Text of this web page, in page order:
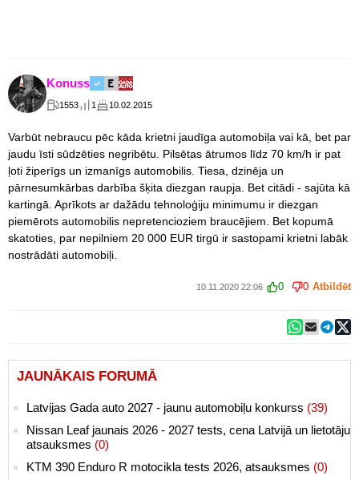
Konuss
1553 1 10.02.2015
Varbūt nebraucu pēc kāda krietni jaudīga automobiļa vai kā, bet par
jaudu īsti sūdzēties negribētu. Pilsētas ātrumos līdz 70 km/h ir pat
ļoti žiperīgs un izmanīgs automobilis. Tiesa, dzinēja un
pārnesumkārbas darbība šķita diezgan raupja. Bet citādi - sajūta kā
kartingā. Aprīkots ar dažādu tehnoloģiju minimumu ir diezgan
piemērots automobilis nepretencioziem braucējiem. Bet kopumā
skatoties, par nepilniem 20 000 EUR tirgū ir sastopami krietni labāk
nostrādāti automobiļi.
10.11.2020 22:06 0 0 Atbildēt
JAUNĀKAIS FORUMĀ
Latvijas Gada auto 2027 - jaunu automobiļu konkurss (39)
Nissan Leaf jaunais 2026 - 2027 tests, cena Latvijā un lietotāju
atsauksmes (0)
KTM 390 Enduro R motocikla tests 2026, atsauksmes (0)